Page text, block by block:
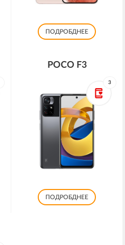
ПОДРОБДНЕЕ
POCO F3
3
ПОДРОБДНЕЕ